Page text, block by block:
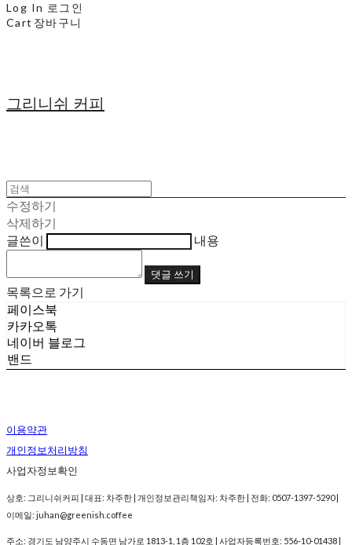
Log In 로그인
Cart 장바구니
그리니쉬 커피
수정하기
삭제하기
글쓴이
내용
댓글 쓰기
목록으로 가기
페이스북
카카오톡
네이버 블로그
밴드
이용약관
개인정보처리방침
사업자정보확인
상호: 그리니쉬커피 | 대표: 차주한 | 개인정보관리책임자: 차주한 | 전화: 0507-1397-5290 |
이메일: juhan@greenish.coffee
주소: 경기도 남양주시 수동면 남가로 1813-1, 1층 102호 | 사업자등록번호: 556-10-01438 |